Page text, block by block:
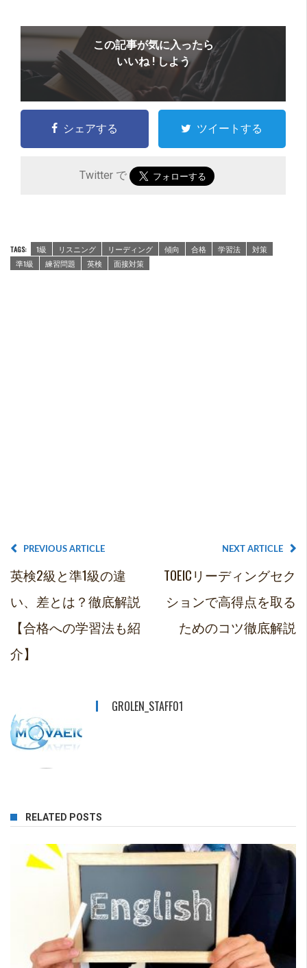
この記事が気に入ったら
いいね ! しよう
シェアする ツイートする
Twitter で
TAGS: 1級 リスニング リーディング 傾向 合格 学習法
対策
準1級
練習問題 英検 面接対策
PREVIOUS ARTICLE
英検2級と準1級の違
い、差とは？徹底解説
【合格への学習法も紹
介】
NEXT ARTICLE
TOEICリーディングセク
ションで高得点を取る
ためのコツ徹底解説
GROLEN_STAFF01
RELATED POSTS